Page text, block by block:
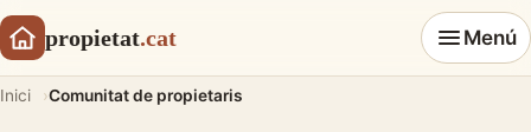
propietat.cat Menú
Inici Comunitat de propietaris